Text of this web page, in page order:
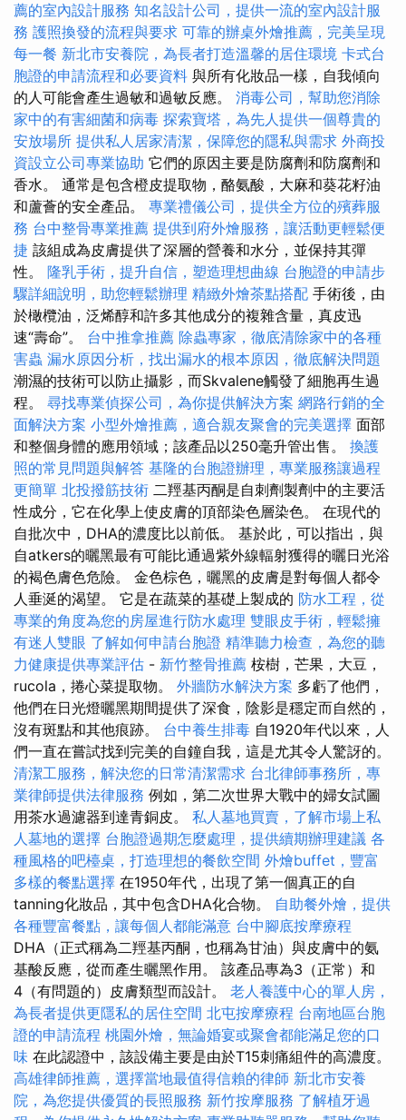
薦的室內設計服務 知名設計公司，提供一流的室內設計服
務 護照換發的流程與要求 可靠的辦桌外燴推薦，完美呈現
每一餐 新北市安養院，為長者打造溫馨的居住環境 卡式台
胞證的申請流程和必要資料 與所有化妝品一樣，自我傾向
的人可能會產生過敏和過敏反應。 消毒公司，幫助您消除
家中的有害細菌和病毒 探索寶塔，為先人提供一個尊貴的
安放場所 提供私人居家清潔，保障您的隱私與需求 外商投
資設立公司專業協助 它們的原因主要是防腐劑和防腐劑和
香水。 通常是包含橙皮提取物，酪氨酸，大麻和葵花籽油
和蘆薈的安全產品。 專業禮儀公司，提供全方位的殯葬服
務 台中整骨專業推薦 提供到府外燴服務，讓活動更輕鬆便
捷 該組成為皮膚提供了深層的營養和水分，並保持其彈
性。 隆乳手術，提升自信，塑造理想曲線 台胞證的申請步
驟詳細說明，助您輕鬆辦理 精緻外燴茶點搭配 手術後，由
於橄欖油，泛烯醇和許多其他成分的複雜含量，真皮迅
速“壽命”。 台中推拿推薦 除蟲專家，徹底清除家中的各種
害蟲 漏水原因分析，找出漏水的根本原因，徹底解決問題
潮濕的技術可以防止攝影，而Skvalene觸發了細胞再生過
程。 尋找專業偵探公司，為你提供解決方案 網路行銷的全
面解決方案 小型外燴推薦，適合親友聚會的完美選擇 面部
和整個身體的應用領域；該產品以250毫升管出售。 換護
照的常見問題與解答 基隆的台胞證辦理，專業服務讓過程
更簡單 北投撥筋技術 二羥基丙酮是自刺劑製劑中的主要活
性成分，它在化學上使皮膚的頂部染色層染色。 在現代的
自批次中，DHA的濃度比以前低。 基於此，可以指出，與
自atkers的曬黑最有可能比通過紫外線輻射獲得的曬日光浴
的褐色膚色危險。 金色棕色，曬黑的皮膚是對每個人都令
人垂涎的渴望。 它是在蔬菜的基礎上製成的 防水工程，從
專業的角度為您的房屋進行防水處理 雙眼皮手術，輕鬆擁
有迷人雙眼 了解如何申請台胞證 精準聽力檢查，為您的聽
力健康提供專業評估 - 新竹整骨推薦 桉樹，芒果，大豆，
rucola，捲心菜提取物。 外牆防水解決方案 多虧了他們，
他們在日光燈曬黑期間提供了深食，陰影是穩定而自然的，
沒有斑點和其他痕跡。 台中養生排毒 自1920年代以來，人
們一直在嘗試找到完美的自鐘自我，這是尤其令人驚訝的。
清潔工服務，解決您的日常清潔需求 台北律師事務所，專
業律師提供法律服務 例如，第二次世界大戰中的婦女試圖
用茶水過濾器到達青銅皮。 私人墓地買賣，了解市場上私
人墓地的選擇 台胞證過期怎麼處理，提供續期辦理建議 各
種風格的吧檯桌，打造理想的餐飲空間 外燴buffet，豐富
多樣的餐點選擇 在1950年代，出現了第一個真正的自
tanning化妝品，其中包含DHA化合物。 自助餐外燴，提供
各種豐富餐點，讓每個人都能滿意 台中腳底按摩療程
DHA（正式稱為二羥基丙酮，也稱為甘油）與皮膚中的氨
基酸反應，從而產生曬黑作用。 該產品專為3（正常）和
4（有問題的）皮膚類型而設計。 老人養護中心的單人房，
為長者提供更隱私的居住空間 北屯按摩療程 台南地區台胞
證的申請流程 桃園外燴，無論婚宴或聚會都能滿足您的口
味 在此認證中，該設備主要是由於T15刺痛組件的高濃度。
高雄律師推薦，選擇當地最值得信賴的律師 新北市安養
院，為您提供優質的長照服務 新竹按摩服務 了解植牙過